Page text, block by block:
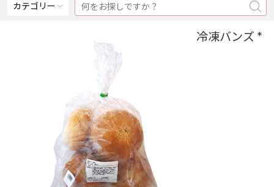
カテゴリー
冷凍バンズ *